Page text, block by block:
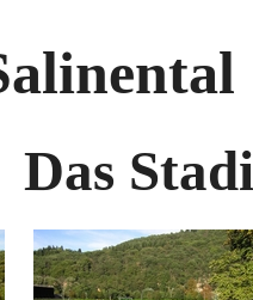
Das